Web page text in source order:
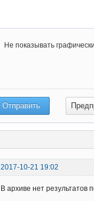
Не показывать
2017-10-21 19:02
В архиве нет результатов